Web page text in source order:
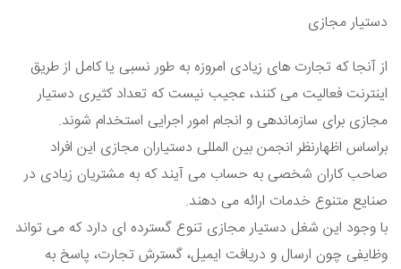
دستیار مجازی
از آنجا که تجارت های زیادی امروزه به طور نسبی یا کامل از طریق
اینترنت فعالیت می کنند، عجیب نیست که تعداد کثیری دستیار
مجازی برای سازماندهی و انجام امور اجرایی استخدام شوند.
براساس اظهارنظر انجمن بین المللی دستیاران مجازی این افراد
صاحب کاران شخصی به حساب می آیند که به مشتریان زیادی در
صنایع متنوع خدمات ارائه می دهند.
با وجود این شغل دستیار مجازی تنوع گسترده ای دارد که می تواند
وظایفی چون ارسال و دریافت ایمیل، گسترش تجارت، پاسخ به